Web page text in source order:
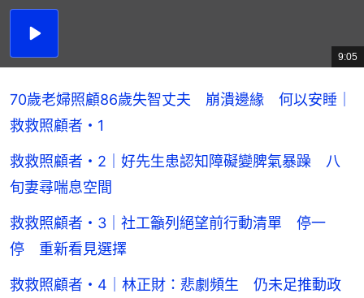
播
總
共
9:05
70歲老婦照顧86歲失智丈夫 崩潰邊緣 何以安睡｜
救救照顧者・1
救救照顧者・2｜好先生患認知障礙變脾氣暴躁 八
旬妻尋喘息空間
救救照顧者・3｜社工籲列絕望前行動清單 停一
停 重新看見選擇
救救照顧者・4｜林正財：悲劇頻生 仍未足推動政